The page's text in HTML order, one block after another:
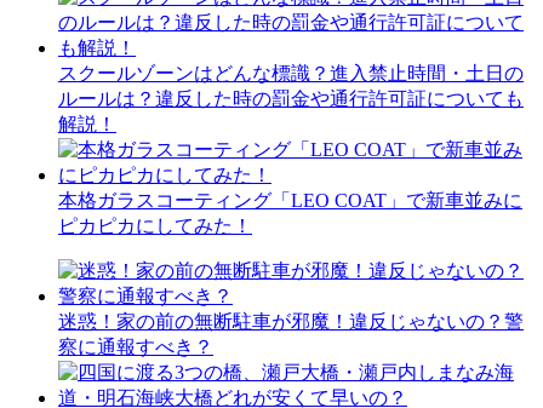
スクールゾーンはどんな標識？進入禁止時間・土日の
ルールは？違反した時の罰金や通行許可証についても
解説！
本格ガラスコーティング「LEO COAT」で新車並みに
ピカピカにしてみた！
迷惑！家の前の無断駐車が邪魔！違反じゃないの？警
察に通報すべき？